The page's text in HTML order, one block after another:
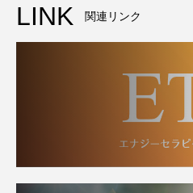
LINK 関連リンク